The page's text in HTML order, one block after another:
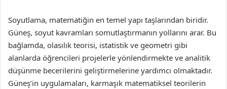
Soyutlama, matematiğin en temel yapı taşlarından biridir.
Güneş, soyut kavramları somutlaştırmanın yollarını arar. Bu
bağlamda, olasılık teorisi, istatistik ve geometri gibi
alanlarda öğrencileri projelerle yönlendirmekte ve analitik
düşünme becerilerini geliştirmelerine yardımcı olmaktadır.
Güneş’in uygulamaları, karmaşık matematiksel teorilerin